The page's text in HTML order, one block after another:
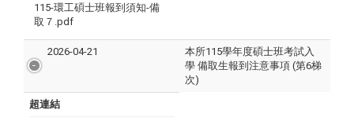
115-環工碩士班報到須知-備
取７.pdf
2026-04-21
本所115學年度碩士班考試入
學 備取生報到注意事項 (第6梯
次)
超連結